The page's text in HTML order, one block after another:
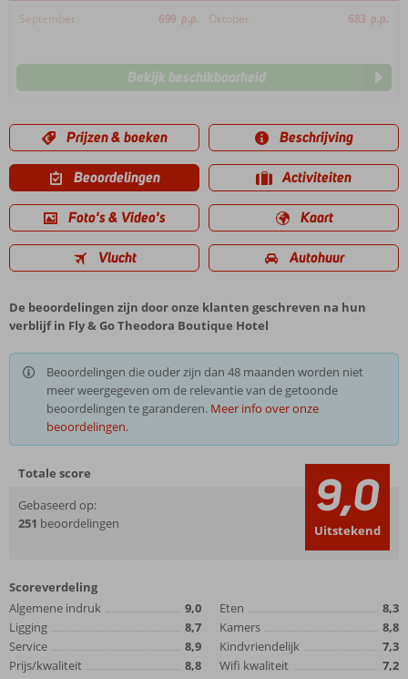
September 699 p.p. Oktober 683 p.p.
Bekijk beschikbaarheid
Prijzen & boeken Beschrijving
Beoordelingen Activiteiten
Foto's & Video's Kaart
Vlucht Autohuur
De beoordelingen zijn door onze klanten geschreven na hun
verblijf in Fly & Go Theodora Boutique Hotel
Beoordelingen die ouder zijn dan 48 maanden worden niet
meer weergegeven om de relevantie van de getoonde
beoordelingen te garanderen. Meer info over onze
beoordelingen.
Totale score
Gebaseerd op:
251 beoordelingen 9,0
Uitstekend
Scoreverdeling
Algemene indruk
9,0
Ligging
8,7
Service
8,9
Prijs/kwaliteit
8,8
Eten
8,3
Kamers
8,8
Kindvriendelijk
7,3
Wifi kwaliteit
7,2